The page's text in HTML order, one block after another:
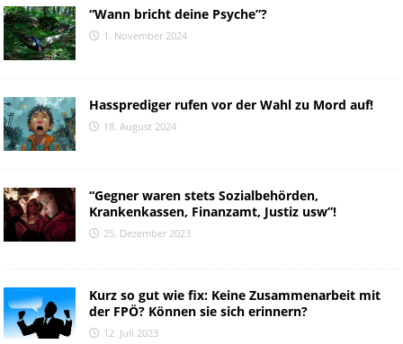
“Wann bricht deine Psyche”?
1. November 2024
Hassprediger rufen vor der Wahl zu Mord auf!
18. August 2024
“Gegner waren stets Sozialbehörden,
Krankenkassen, Finanzamt, Justiz usw”!
25. Dezember 2023
Kurz so gut wie fix: Keine Zusammenarbeit mit
der FPÖ? Können sie sich erinnern?
12. Juli 2023